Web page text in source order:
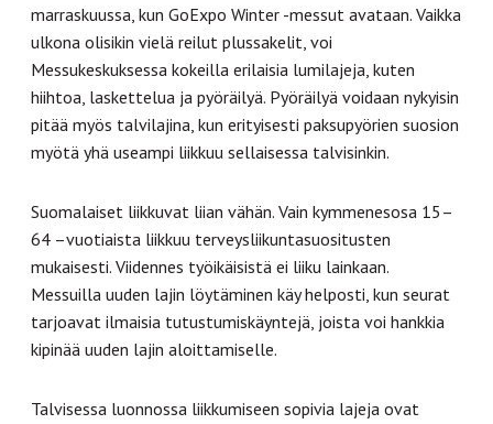
marraskuussa, kun GoExpo Winter -messut avataan. Vaikka
ulkona olisikin vielä reilut plussakelit, voi
Messukeskuksessa kokeilla erilaisia lumilajeja, kuten
hiihtoa, laskettelua ja pyöräilyä. Pyöräilyä voidaan nykyisin
pitää myös talvilajina, kun erityisesti paksupyörien suosion
myötä yhä useampi liikkuu sellaisessa talvisinkin.
Suomalaiset liikkuvat liian vähän. Vain kymmenesosa 15–
64 –vuotiaista liikkuu terveysliikuntasuositusten
mukaisesti. Viidennes työikäisistä ei liiku lainkaan.
Messuilla uuden lajin löytäminen käy helposti, kun seurat
tarjoavat ilmaisia tutustumiskäyntejä, joista voi hankkia
kipinää uuden lajin aloittamiselle.
Talvisessa luonnossa liikkumiseen sopivia lajeja ovat